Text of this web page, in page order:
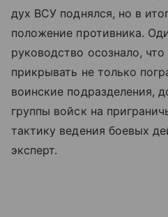
дух ВСУ поднялся, но в
положение противника.
руководство осознало,
прикрывать не только
воинские подразделения,
группы войск на
тактику ведения боевых
эксперт.